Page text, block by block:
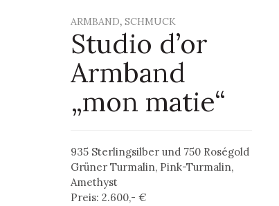
ARMBAND, SCHMUCK
Studio d’or
Armband
„mon matie“
935 Sterlingsilber und 750 Roségold
Grüner Turmalin, Pink-Turmalin,
Amethyst
Preis: 2.600,- €